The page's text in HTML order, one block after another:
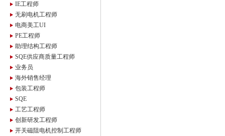
IE工程师
无刷电机工程师
电商美工UI
PE工程师
助理结构工程师
SQE供应商质量工程师
业务员
海外销售经理
包装工程师
SQE
工艺工程师
创新研发工程师
开关磁阻电机控制工程师